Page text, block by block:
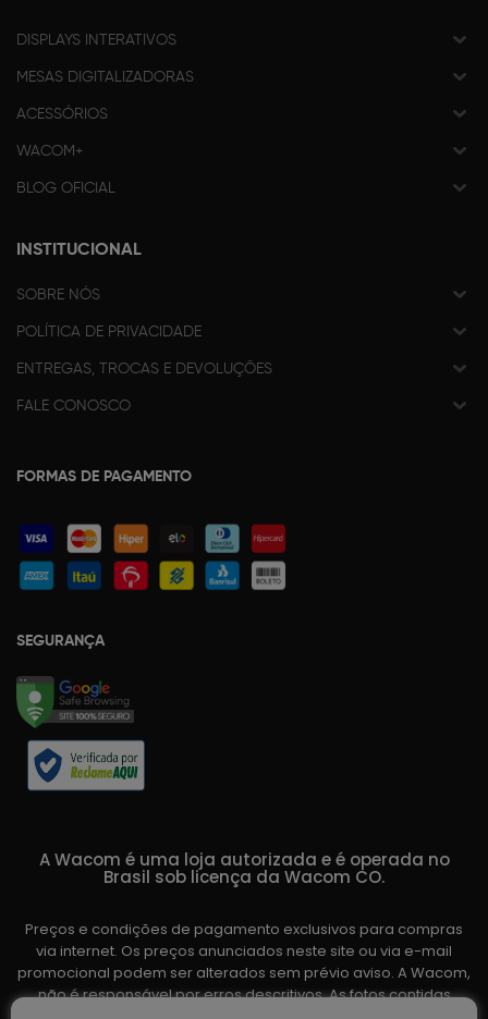
DISPLAYS INTERATIVOS
MESAS DIGITALIZADORAS
ACESSÓRIOS
WACOM+
BLOG OFICIAL
INSTITUCIONAL
SOBRE NÓS
POLÍTICA DE PRIVACIDADE
ENTREGAS, TROCAS E DEVOLUÇÕES
FALE CONOSCO
FORMAS DE PAGAMENTO
SEGURANÇA
A Wacom é uma loja autorizada e é operada no
Brasil sob licença da Wacom CO.
Preços e condições de pagamento exclusivos para compras
via internet. Os preços anunciados neste site ou via e-mail
promocional podem ser alterados sem prévio aviso. A Wacom,
não é responsável por erros descritivos. As fotos contidas